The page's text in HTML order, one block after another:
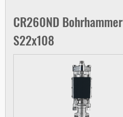
CR260ND Bohrhammer
S22x108